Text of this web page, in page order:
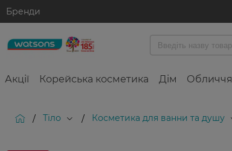
Бренди
Акції Корейська косметика Дім Обличчя
/ Тіло / Косметика для ванни та душу